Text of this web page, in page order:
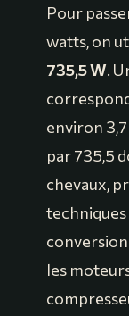
Pour
watts, on
735,5 W.
environ 3,7
par 735,5
chevaux,
les